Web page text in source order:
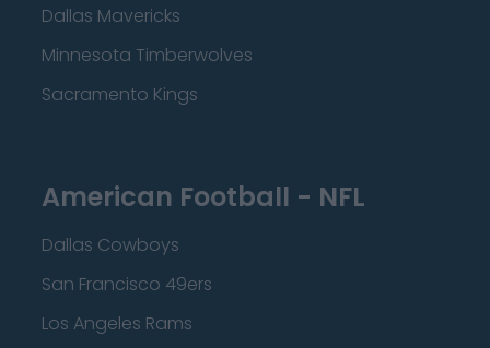
Dallas Mavericks
Minnesota Timberwolves
Sacramento Kings
American Football - NFL
Dallas Cowboys
San Francisco 49ers
Los Angeles Rams